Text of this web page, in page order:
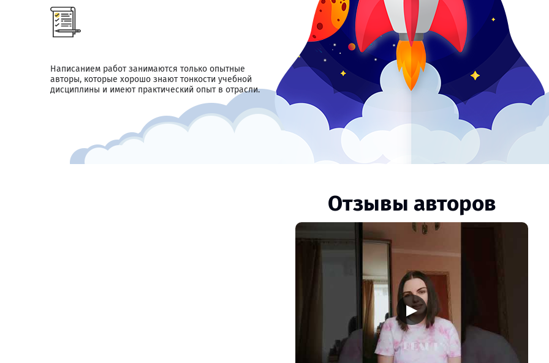
Написанием работ занимаются только опытные
авторы, которые хорошо знают тонкости учебной
дисциплины и имеют практический опыт в отрасли.
Отзывы авторов
▶